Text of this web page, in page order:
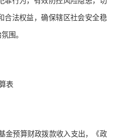
合法权益，确保辖区社会安全稳
围。
表
金预算财政拨款收入支出，《政